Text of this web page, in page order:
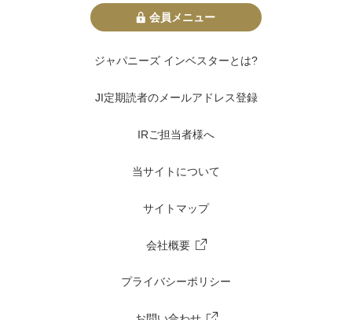
会員メニュー
ジャパニーズ インベスターとは?
JI定期読者のメールアドレス登録
IRご担当者様へ
当サイトについて
サイトマップ
会社概要
プライバシーポリシー